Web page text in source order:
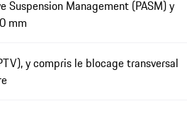
Suspension Management (PASM) y
mm
y compris le blocage transversal